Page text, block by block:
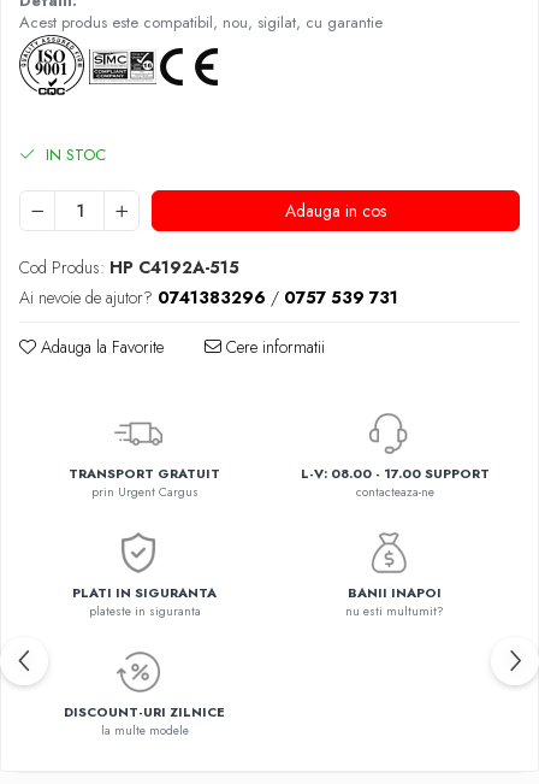
Acest produs este compatibil, nou, sigilat, cu garantie
IN STOC
Adauga in cos
Cod Produs: HP C4192A-515
Ai nevoie de ajutor? 0741383296 / 0757 539 731
Adauga la Favorite Cere informatii
TRANSPORT GRATUIT
prin Urgent Cargus
L-V: 08.00 - 17.00 SUPPORT
contacteaza-ne
PLATI IN SIGURANTA
plateste in siguranta
BANII INAPOI
nu esti multumit?
DISCOUNT-URI ZILNICE
la multe modele